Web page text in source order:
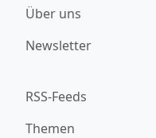
Über uns
Newsletter
RSS-Feeds
Themen